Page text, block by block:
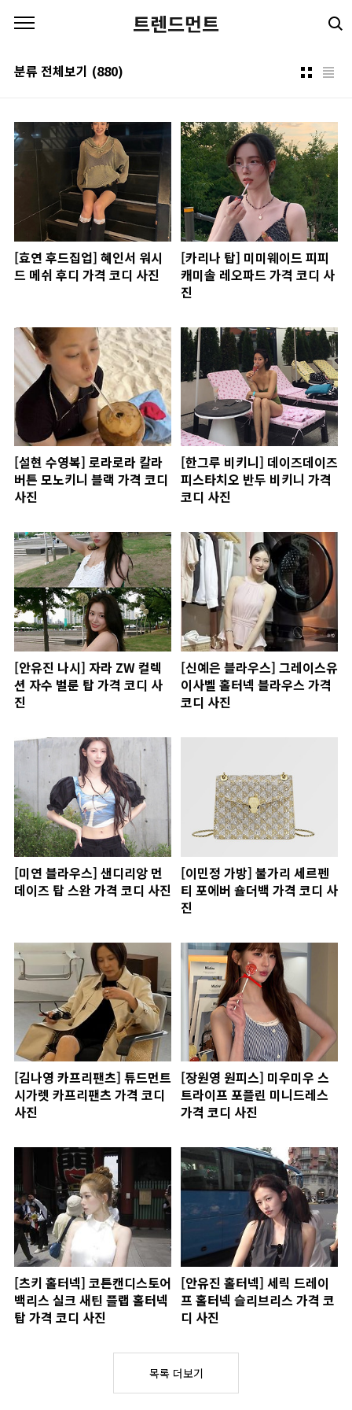
트렌드먼트
분류 전체보기 (880)
[효연 후드집업] 혜인서 워시
드 메쉬 후디 가격 코디 사진
[카리나 탑] 미미웨이드 피피
캐미솔 레오파드 가격 코디 사
진
[설현 수영복] 로라로라 칼라
버튼 모노키니 블랙 가격 코디
사진
[한그루 비키니] 데이즈데이즈
피스타치오 반두 비키니 가격
코디 사진
[안유진 나시] 자라 ZW 컬렉
션 자수 벌룬 탑 가격 코디 사
진
[신예은 블라우스] 그레이스유
이사벨 홀터넥 블라우스 가격
코디 사진
[미연 블라우스] 샌디리앙 먼
데이즈 탑 스완 가격 코디 사진
[이민정 가방] 불가리 세르펜
티 포에버 숄더백 가격 코디 사
진
[김나영 카프리팬츠] 튜드먼트
시가렛 카프리팬츠 가격 코디
사진
[장원영 원피스] 미우미우 스
트라이프 포플린 미니드레스
가격 코디 사진
[츠키 홀터넥] 코튼캔디스토어
백리스 실크 새틴 플랩 홀터넥
탑 가격 코디 사진
[안유진 홀터넥] 세릭 드레이
프 홀터넥 슬리브리스 가격 코
디 사진
목록 더보기